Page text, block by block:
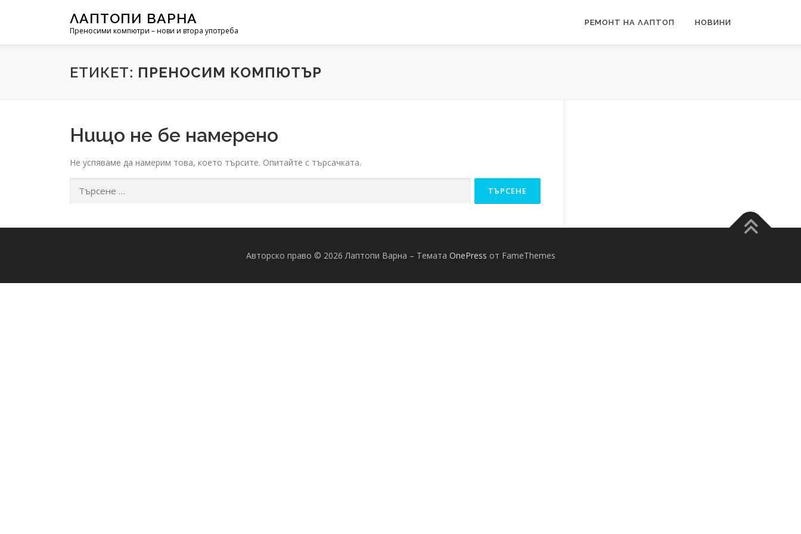
ЛАПТОПИ ВАРНА
Преносими компютри – нови и втора употреба
РЕМОНТ НА ЛАПТОП НОВИНИ
ЕТИКЕТ: ПРЕНОСИМ КОМПЮТЪР
Нищо не бе намерено
Не успяваме да намерим това, което търсите. Опитайте с търсачката.
Авторско право © 2026 Лаптопи Варна – Темата OnePress от FameThemes